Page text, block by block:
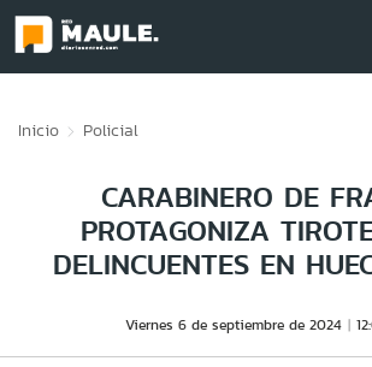
Inicio Policial
CARABINERO DE
PROTAGONIZA
DELINCUENTES EN
Viernes 6 de septiembre de 2024